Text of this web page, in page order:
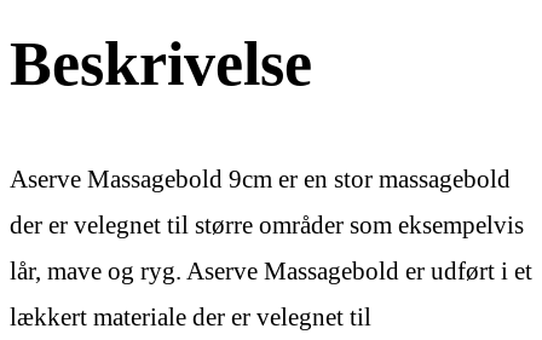
Beskrivelse
Aserve Massagebold 9cm er en stor massagebold
der er velegnet til større områder som eksempelvis
lår, mave og ryg. Aserve Massagebold er udført i et
lækkert materiale der er velegnet til